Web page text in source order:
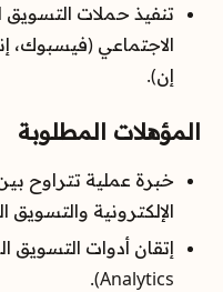
تنفيذ حملات التسويق
الاجتماعي (فيسبوك،
إن).
المؤهلات المطلوبة
الإلكترونية والتسويق
Analytics).